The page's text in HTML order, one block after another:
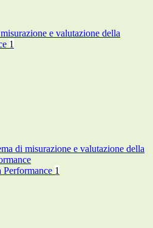
e valutazione della
1
di misurazione e valutazione della
Performance 1